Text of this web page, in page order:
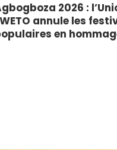
2026 :
annule les
en